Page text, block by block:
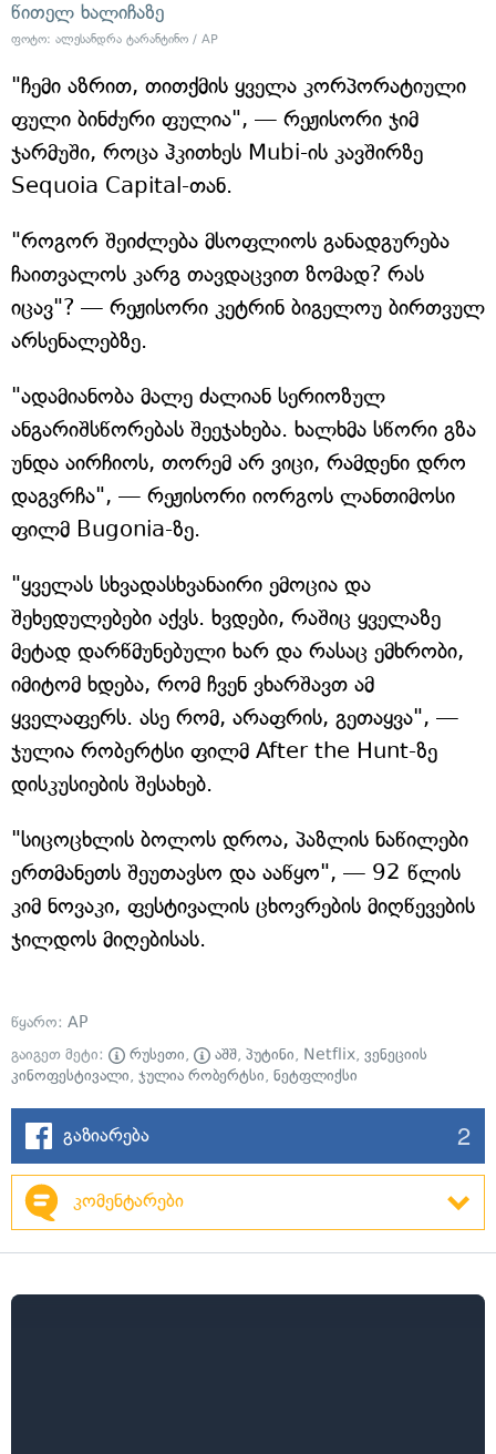
წითელ ხალიჩაზე
ფოტო: ალესანდრა ტარანტინო / AP
"ჩემი აზრით, თითქმის ყველა კორპორატიული
ფული ბინძური ფულია", — რეჟისორი ჯიმ
ჯარმუში, როცა ჰკითხეს Mubi-ის კავშირზე
Sequoia Capital-თან.
"როგორ შეიძლება მსოფლიოს განადგურება
ჩაითვალოს კარგ თავდაცვით ზომად? რას
იცავ"? — რეჟისორი კეტრინ ბიგელოუ ბირთვულ
არსენალებზე.
"ადამიანობა მალე ძალიან სერიოზულ
ანგარიშსწორებას შეეჯახება. ხალხმა სწორი გზა
უნდა აირჩიოს, თორემ არ ვიცი, რამდენი დრო
დაგვრჩა", — რეჟისორი იორგოს ლანთიმოსი
ფილმ Bugonia-ზე.
"ყველას სხვადასხვანაირი ემოცია და
შეხედულებები აქვს. ხვდები, რაშიც ყველაზე
მეტად დარწმუნებული ხარ და რასაც ემხრობი,
იმიტომ ხდება, რომ ჩვენ ვხარშავთ ამ
ყველაფერს. ასე რომ, არაფრის, გეთაყვა", —
ჯულია რობერტსი ფილმ After the Hunt-ზე
დისკუსიების შესახებ.
"სიცოცხლის ბოლოს დროა, პაზლის ნაწილები
ერთმანეთს შეუთავსო და ააწყო", — 92 წლის
კიმ ნოვაკი, ფესტივალის ცხოვრების მიღწევების
ჯილდოს მიღებისას.
წყარო: AP
გაიგეთ მეტი:
რუსეთი, აშშ, პუტინი, Netflix, ვენეციის
კინოფესტივალი, ჯულია რობერტსი, ნეტფლიქსი
გაზიარება 2
კომენტარები